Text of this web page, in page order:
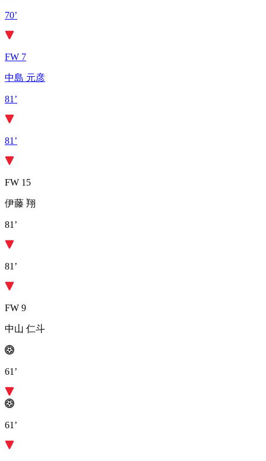
70’
FW 7
中島 元彦
81’
81’
FW 15
伊藤 翔
81’
81’
FW 9
中山 仁斗
61’
61’